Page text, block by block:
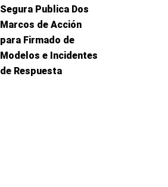
Segura Publica Dos
Marcos de Acción
para Firmado de
Modelos e Incidentes
de Respuesta